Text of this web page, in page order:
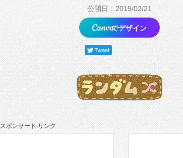
公開日：2019/02/21
でデザイン
スポンサード リンク